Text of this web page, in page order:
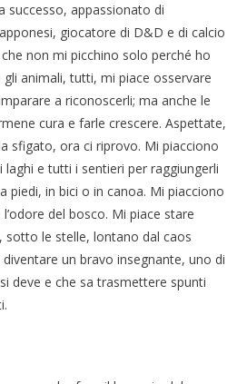
successo, appassionato di
giocatore di D&D e di calcio
non mi picchino solo perché ho
animali, tutti, mi piace osservare
a riconoscerli; ma anche le
cura e farle crescere. Aspettate,
sfigato, ora ci riprovo. Mi piacciono
e tutti i sentieri per raggiungerli
piedi, in bici o in canoa. Mi piacciono
del bosco. Mi piace stare
le stelle, lontano dal caos
un bravo insegnante, uno di
deve e che sa trasmettere spunti